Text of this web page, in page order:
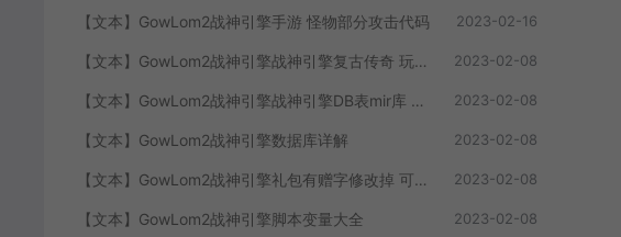
【文本】GowLom2战神引擎手游 怪物部分攻击代码 2023-02-16
【文本】GowLom2战神引擎战神引擎复古传奇 玩家属性 2023-02-08
【文本】GowLom2战神引擎战神引擎DB表mir库 详细介绍 2023-02-08
【文本】GowLom2战神引擎数据库详解 2023-02-08
【文本】GowLom2战神引擎礼包有赠字修改掉 可以丢弃 2023-02-08
【文本】GowLom2战神引擎脚本变量大全 2023-02-08